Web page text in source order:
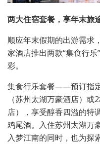
两大住宿套餐，享年末旅
顺应年末假期的出游需求
家酒店推出两款“集食行
彩。
集食行乐套餐——预订指
（苏州太湖万豪酒店）
店），享受醇香四溢的特
鸡尾酒。入住苏州太湖万
入梦江南的同时，也为探